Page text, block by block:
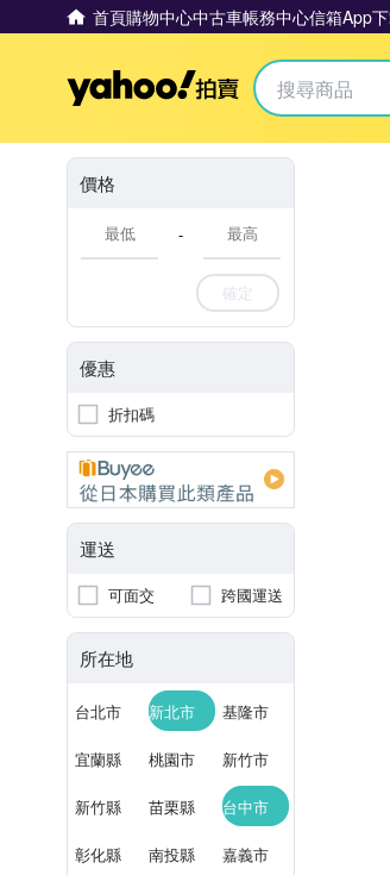
首頁購物中心中古車帳務中心信箱App
Yahoo拍賣
價格
-
確定
優惠
折扣碼
運送
可面交 跨國運送
所在地
台北市 新北市 基隆市
宜蘭縣 桃園市 新竹市
新竹縣 苗栗縣 台中市
彰化縣 南投縣 嘉義市